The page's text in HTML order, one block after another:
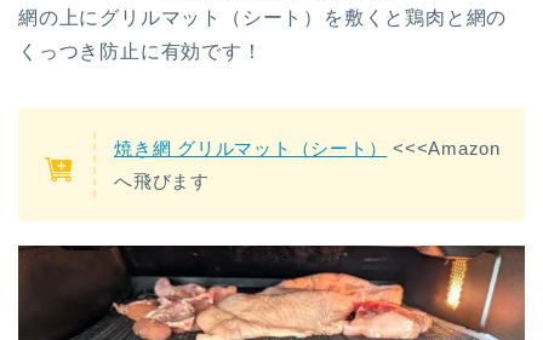
網の上にグリルマット（シート）を敷くと鶏肉と網の
くっつき防止に有効です！
焼き網 グリルマット（シート）
<<<Amazon
へ飛びます